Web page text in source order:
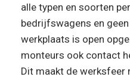
alle typen en soorten
bedrijfswagens en
werkplaats is open
monteurs ook contact
Dit maakt de werksfeer